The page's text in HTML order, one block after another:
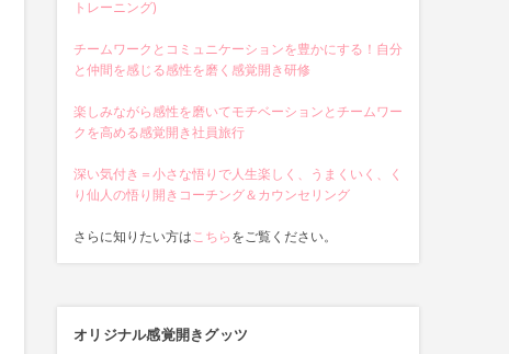
トレーニング)
チームワークとコミュニケーションを豊かにする！自分
と仲間を感じる感性を磨く感覚開き研修
楽しみながら感性を磨いてモチベーションとチームワー
クを高める感覚開き社員旅行
深い気付き＝小さな悟りで人生楽しく、うまくいく、く
り仙人の悟り開きコーチング＆カウンセリング
さらに知りたい方はこちらをご覧ください。
オリジナル感覚開きグッツ